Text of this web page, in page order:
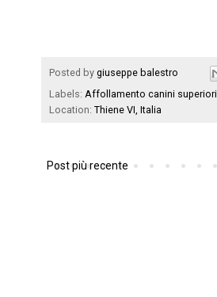
Posted by giuseppe balestro
Labels: Affollamento canini superiori
Location: Thiene VI, Italia
Post più recente